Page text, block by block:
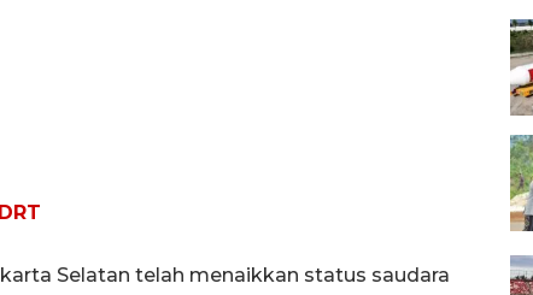
Selatan telah menaikkan status saudara